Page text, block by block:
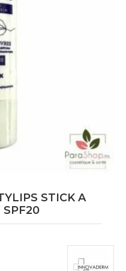
STICK A
SPF20